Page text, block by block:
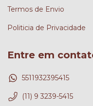
Termos de Envio
Politicia de Privacidade
Entre em
5511932395415
(11) 9 3239-5415